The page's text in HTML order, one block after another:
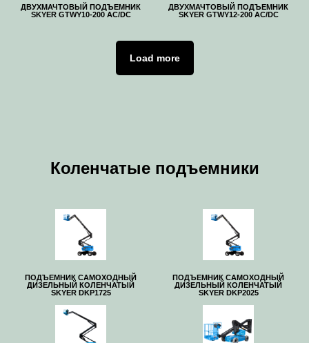
ДВУХМАЧТОВЫЙ ПОДЪЕМНИК
SKYER GTWY10-200 AC/DC
ДВУХМАЧТОВЫЙ ПОДЪЕМНИК
SKYER GTWY12-200 AC/DC
Load more
Коленчатые подъемники
ПОДЪЕМНИК САМОХОДНЫЙ
ДИЗЕЛЬНЫЙ КОЛЕНЧАТЫЙ
SKYER DKP1725
ПОДЪЕМНИК САМОХОДНЫЙ
ДИЗЕЛЬНЫЙ КОЛЕНЧАТЫЙ
SKYER DKP2025